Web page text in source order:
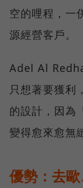
空的哩程，一
源經營客戶。
Adel Al
只想著要獲利
的設計，因為
變得愈來愈無
優勢：去